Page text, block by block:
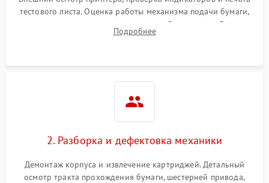
тестового листа. Оценка работы механизма подачи бумаги,
выявление посторонних шумов, замятий и первичный анализ
дефектов печати (полосы, фон, пробелы).
Подробнее
2. Разборка и дефектовка механики
Демонтаж корпуса и извлечение картриджей. Детальный
осмотр тракта прохождения бумаги, шестерней привода,